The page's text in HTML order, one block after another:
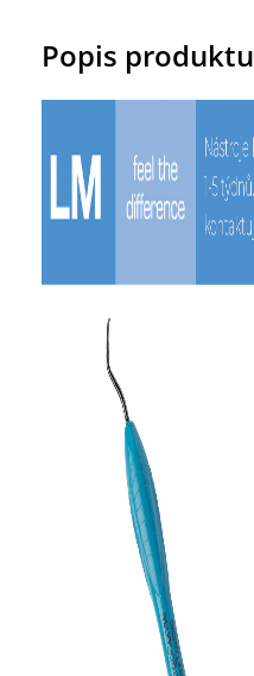
Popis produktu